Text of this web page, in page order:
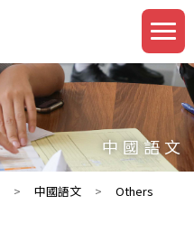
中國語文
> 中國語文 > Others